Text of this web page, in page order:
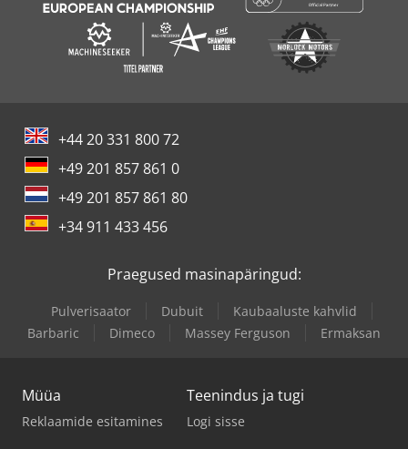
+44 20 331 800 72
+49 201 857 861 0
+49 201 857 861 80
+34 911 433 456
Praegused masinapäringud:
Pulverisaator Dubuit
Kaubaaluste kahvlid
Barbaric
Dimeco Massey Ferguson Ermaksan
Müüa
Reklaamide esitamines
Teenindus ja tugi
Logi sisse